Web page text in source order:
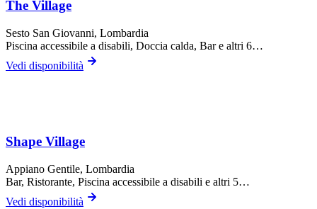
The Village
Sesto San Giovanni, Lombardia
Piscina accessibile a disabili, Doccia calda, Bare altri 6…
Vedi disponibilità
Shape Village
Appiano Gentile, Lombardia
Bar, Ristorante, Piscina accessibile a disabili e altri 5…
Vedi disponibilità